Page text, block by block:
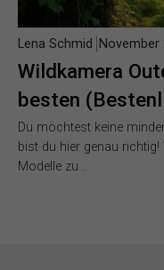
Wildkamera
besten
Lena Schmid November
Du möchtest keine
bist du hier genau richtig!
Modelle zu…